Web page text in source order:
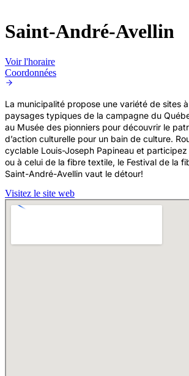
Saint-André-Avellin
Voir l'horaire
Coordonnées
La municipalité propose une variété de sites
paysages typiques de la campagne du
au Musée des pionniers pour découvrir le
d’action culturelle pour un bain de culture.
cyclable Louis-Joseph Papineau et
ou à celui de la fibre textile, le Festival de la
Saint-André-Avellin vaut le détour!
Visitez le site web